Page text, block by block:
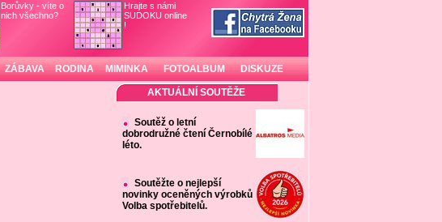
Borůvky - víte o
nich všechno?
Hrajte s námi
SUDOKU online
!
ZÁBAVA RODINA MIMINKA FOTOALBUM DISKUZE
AKTUÁLNÍ SOUTĚŽE
Soutěž o letní
dobrodružné čtení Černobílé
léto.
Soutěžte o nejlepší
novinky oceněných výrobků
Volba spotřebitelů.